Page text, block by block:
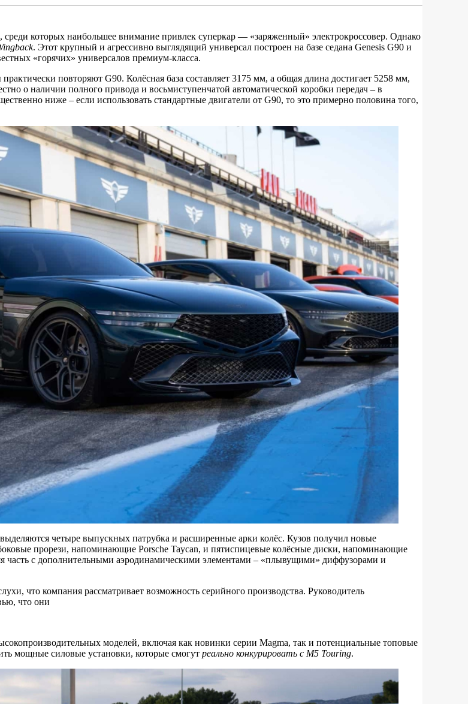
, среди которых наибольшее внимание привлек суперкар — «заряженный» электрокроссовер. Однако
. Этот крупный и агрессивно выглядящий универсал построен на базе седана Genesis G90 и
«горячих» универсалов премиум-класса.
повторяют G90. Колёсная база составляет 3175 мм, а общая длина достигает 5258 мм,
о наличии полного привода и восьмиступенчатой автоматической коробки передач – в
ниже – если использовать стандартные двигатели от G90, то это примерно половина того,
четыре выпускных патрубка и расширенные арки колёс. Кузов получил новые
прорези, напоминающие Porsche Taycan, и пятиспицевые колёсные диски, напоминающие
с дополнительными аэродинамическими элементами – «плывущими» диффузорами и
что компания рассматривает возможность серийного производства. Руководитель
что они
моделей, включая как новинки серии Magma, так и потенциальные топовые
мощные силовые установки, которые смогут реально конкурировать с M5 Touring.